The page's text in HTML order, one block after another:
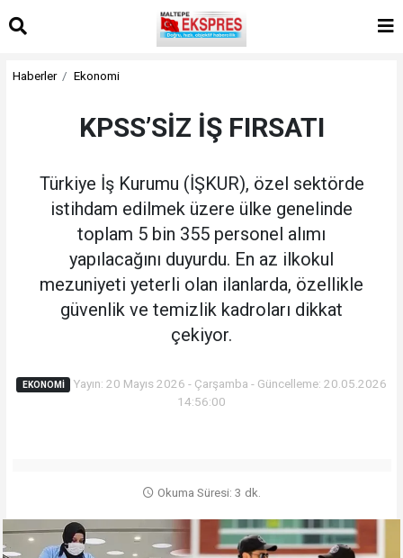
Haberler Ekonomi
KPSS’SİZ İŞ FIRSATI
Türkiye İş Kurumu (İŞKUR), özel sektörde
istihdam edilmek üzere ülke genelinde
toplam 5 bin 355 personel alımı
yapılacağını duyurdu. En az ilkokul
mezuniyeti yeterli olan ilanlarda, özellikle
güvenlik ve temizlik kadroları dikkat
çekiyor.
EKONOMI
Yayın: 20 Mayıs 2026 - Çarşamba - Güncelleme: 20.05.2026
14:56:00
Okuma Süresi: 3 dk.